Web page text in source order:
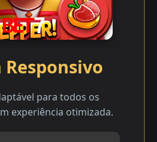
Responsivo
para todos os
experiência otimizada.